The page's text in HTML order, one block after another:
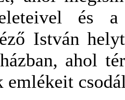
és a
István
ahol
emlékeit